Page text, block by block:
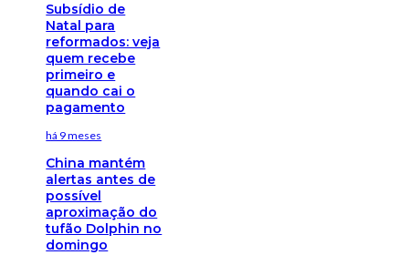
Subsídio de
Natal para
reformados: veja
quem recebe
primeiro e
quando cai o
pagamento
há 9 meses
China mantém
alertas antes de
possível
aproximação do
tufão Dolphin no
domingo